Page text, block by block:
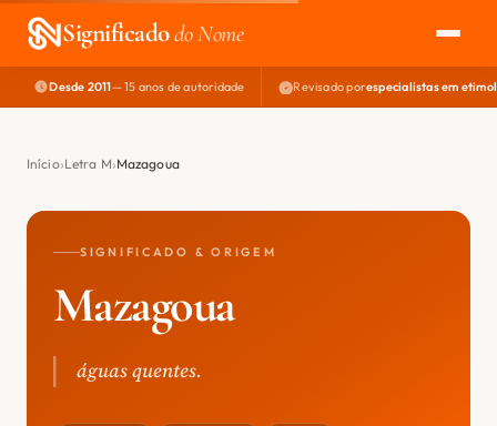
Significadodo Nome
EXPLORAR
NOME PERFEITO
Desde 2011— 15 anos de autoridade Revisado porespecialistas em
Início Letra M Mazagoua
SIGNIFICADO & ORIGEM
Mazagoua
águas quentes.